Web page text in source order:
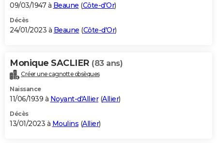
09/03/1947 à Beaune (Côte-d'Or)
Décès
24/01/2023 à Beaune (Côte-d'Or)
Monique SACLIER (83 ans)
Créer une cagnotte obsèques
Naissance
11/06/1939 à Noyant-d'Allier(Allier)
Décès
13/01/2023 à Moulins (Allier)